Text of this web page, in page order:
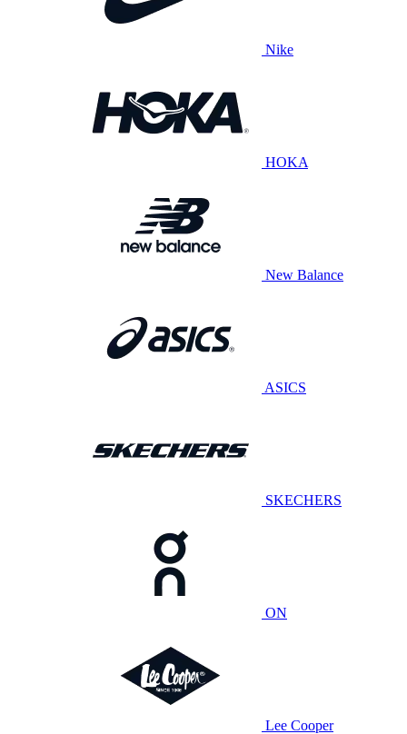
Nike
HOKA
New Balance
ASICS
SKECHERS
ON
Lee Cooper